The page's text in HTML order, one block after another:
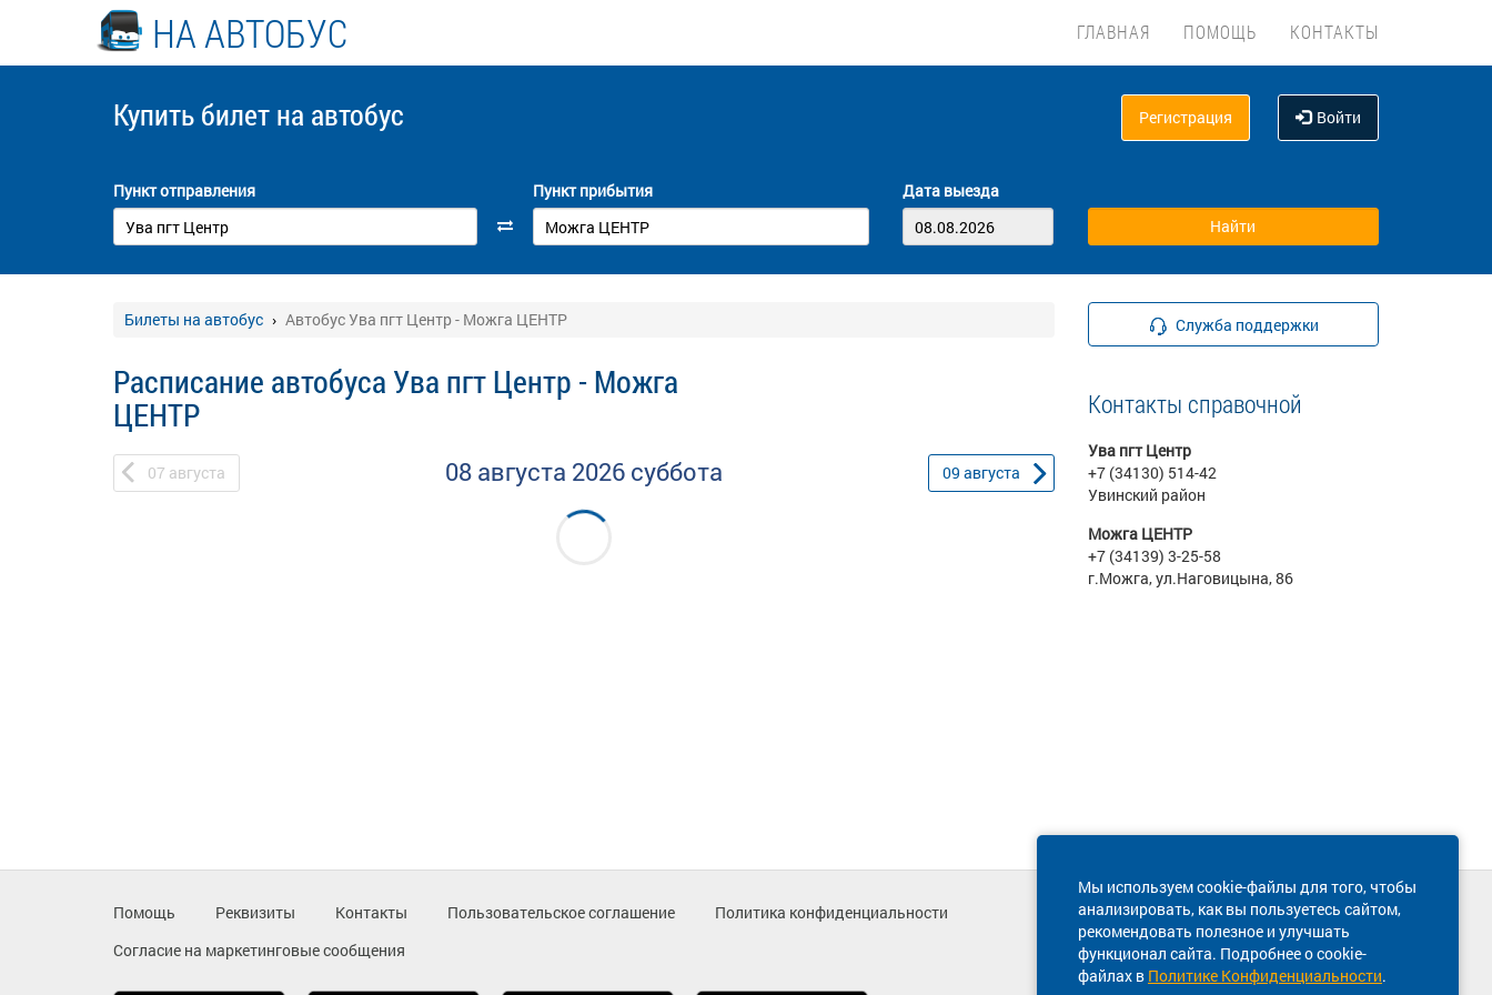
НА АВТОБУС ГЛАВНАЯ ПОМОЩЬ КОНТАКТЫ
Купить билет на автобус Регистрация Войти
Пункт отправления Пункт прибытия Дата выезда
Билеты на автобус Автобус Ува пгт Центр - Можга ЦЕНТР
Расписание автобуса Ува пгт Центр - Можга
ЦЕНТР
07 августа 08 августа 2026 суббота 09 августа
Служба поддержки
Контакты справочной
Ува пгт Центр
+7 (34130) 514-42
Увинский район
Можга ЦЕНТР
+7 (34139) 3-25-58
г.Можга, ул.Наговицына, 86
Мы используем cookie-файлы для того, чтобы
анализировать, как вы пользуетесь сайтом,
рекомендовать полезное и улучшать
функционал сайта. Подробнее о cookie-
файлах в Политике Конфиденциальности.
Помощь Реквизиты Контакты Пользовательское соглашение
Политика конфиденциальности
Согласие на маркетинговые сообщения
Техническая поддержка сайта
8 800 600-03-38